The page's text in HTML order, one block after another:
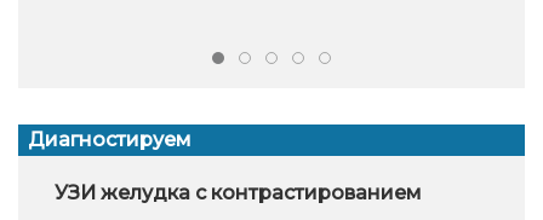
Диагностируем
УЗИ желудка с контрастированием